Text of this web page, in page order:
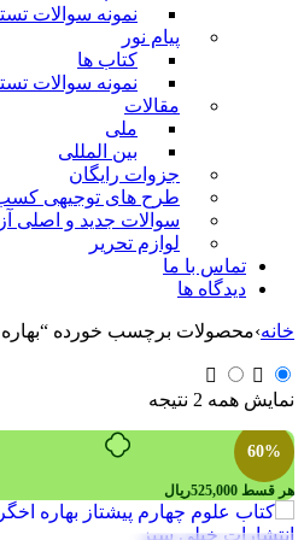
نمونه سوالات
پیام نور
کتاب ها
نمونه سوالات
مقالات
ملی
بین المللی
جزوات رایگان
طرح های توجیهی کسب
سوالات جدید و اصلی آزمون
لوازم تحریر
تماس با ما
دیدگاه ها
خانه›محصولات برچسب خورده
نمایش همه 2 نتیجه
اساس
به
کم
هر قسط 525,000ریال
60%